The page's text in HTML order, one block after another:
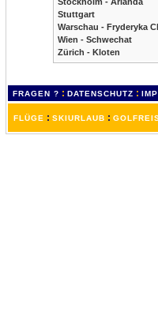
Stuttgart
Warschau - Fryderyka
Wien - Schwechat
Zürich - Kloten
FRAGEN ? : DATENSCHUTZ :
FLÜGE : SKIURLAUB :